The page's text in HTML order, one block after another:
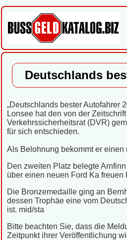
Deutschlands
„Deutschlands bester Autofahrer
Lonsee hat den von der
Verkehrssicherheitsrat (DVR)
für sich entschieden.
Als Belohnung bekommt er einen
Den zweiten Platz belegte
über einen neuen Ford Ka freuen
Die Bronzemedaille ging an
dessen Trophäe eine vom
ist. mid/sta
Bitte beachten Sie, dass die
Zeitpunkt ihrer Veröffentlichung